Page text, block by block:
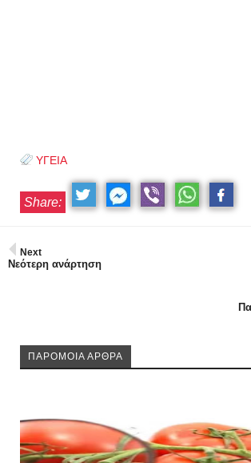
ΥΓΕΙΑ
Share:
Next
Νεότερη ανάρτηση
ΠΑΡΟΜΟΙΑ ΑΡΘΡΑ